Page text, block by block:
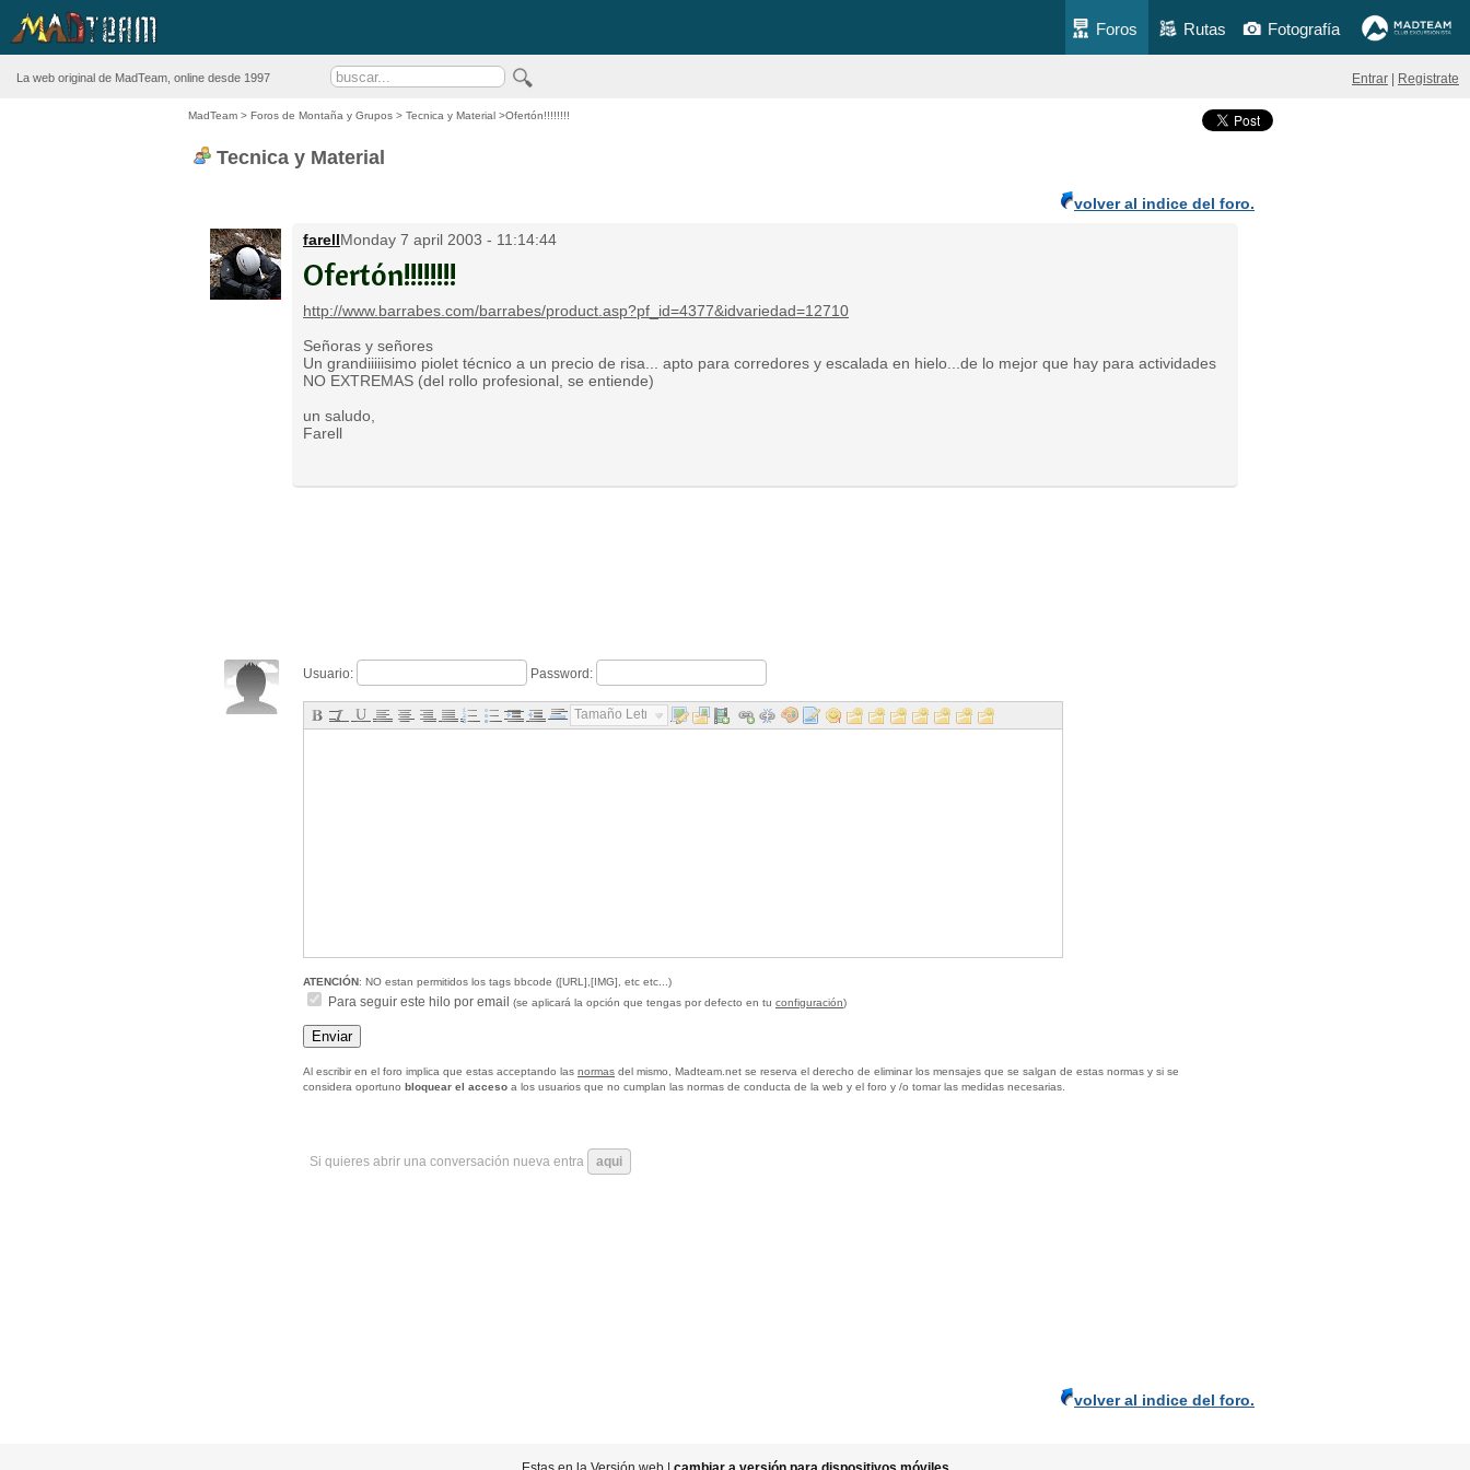
Foros Rutas Fotografía
La web original de MadTeam, online desde 1997 Entrar Registrate
MadTeam > Foros de Montaña y Grupos > Tecnica y Material >Ofertón!!!!!!!!
Tecnica y Material
volver al indice del foro.
farellMonday 7 april 2003 - 11:14:44
Ofertón!!!!!!!!
http://www.barrabes.com/barrabes/product.asp?pf_id=4377&idvariedad=12710
Señoras y señores
Un grandiiiiisimo piolet técnico a un precio de risa... apto para corredores y escalada en hielo...de lo mejor que hay para actividades
NO EXTREMAS (del rollo profesional, se entiende)
un saludo,
Farell
Usuario: Password:
Tamaño Letra...
ATENCIÓN: NO estan permitidos los tags bbcode ([URL],[IMG], etc etc...)
Para seguir este hilo por email (se aplicará la opción que tengas por defecto en tu configuración)
Al escribir en el foro implica que estas acceptando las normas del mismo, Madteam.net se reserva el derecho de eliminar los mensajes que se salgan de estas normas y si se
considera oportuno bloquear el acceso a los usuarios que no cumplan las normas de conducta de la web y el foro y /o tomar las medidas necesarias.
Si quieres abrir una conversación nueva entra aqui
volver al indice del foro.